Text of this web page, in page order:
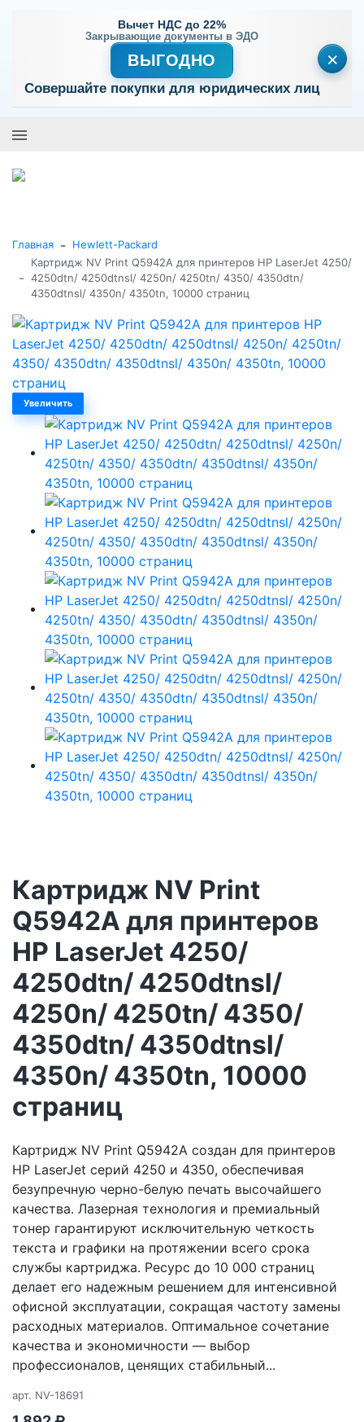
Вычет НДС до 22%
Закрывающие документы в ЭДО
ВЫГОДНО
Совершайте покупки для юридических лиц
×
Главная - Hewlett-Packard
-
Картридж NV Print Q5942A для принтеров HP LaserJet 4250/
4250dtn/ 4250dtnsl/ 4250n/ 4250tn/ 4350/ 4350dtn/
4350dtnsl/ 4350n/ 4350tn, 10000 страниц
Увеличить
Картридж NV Print
Q5942A для принтеров
HP LaserJet 4250/
4250dtn/ 4250dtnsl/
4250n/ 4250tn/ 4350/
4350dtn/ 4350dtnsl/
4350n/ 4350tn, 10000
страниц
Картридж NV Print Q5942A создан для принтеров
HP LaserJet серий 4250 и 4350, обеспечивая
безупречную черно-белую печать высочайшего
качества. Лазерная технология и премиальный
тонер гарантируют исключительную четкость
текста и графики на протяжении всего срока
службы картриджа. Ресурс до 10 000 страниц
делает его надежным решением для интенсивной
офисной эксплуатации, сокращая частоту замены
расходных материалов. Оптимальное сочетание
качества и экономичности — выбор
профессионалов, ценящих стабильный...
арт. NV-18691